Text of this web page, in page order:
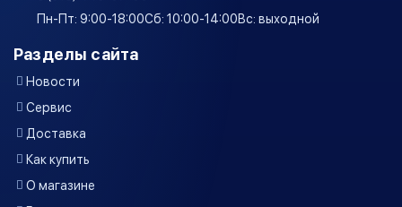
Пн-Пт: 9:00-18:00Сб: 10:00-14:00Вс: выходной
Разделы сайта
Новости
Сервис
Доставка
Как купить
О магазине